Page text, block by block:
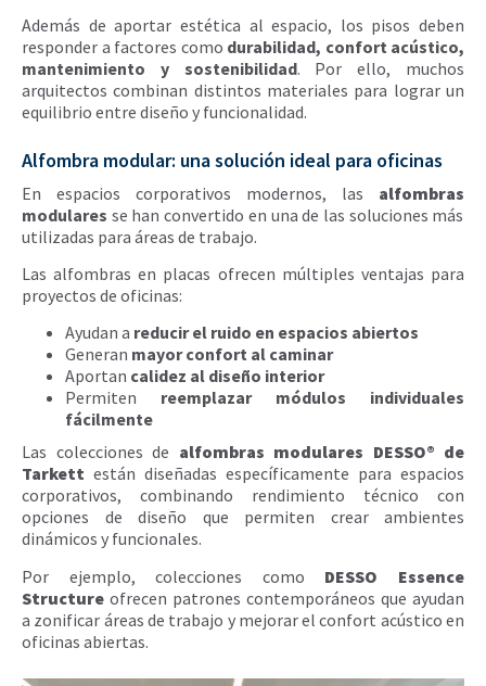
Además de aportar estética al espacio, los pisos deben
responder a factores como durabilidad, confort acústico,
mantenimiento y sostenibilidad. Por ello, muchos
arquitectos combinan distintos materiales para lograr un
equilibrio entre diseño y funcionalidad.
Alfombra modular: una solución ideal para oficinas
En espacios corporativos modernos, las alfombras
modulares se han convertido en una de las soluciones más
utilizadas para áreas de trabajo.
Las alfombras en placas ofrecen múltiples ventajas para
proyectos de oficinas:
Ayudan a reducir el ruido en espacios abiertos
Generan mayor confort al caminar
Aportan calidez al diseño interior
Permiten reemplazar módulos individuales
fácilmente
Las colecciones de alfombras modulares DESSO® de
Tarkett están diseñadas específicamente para espacios
corporativos, combinando rendimiento técnico con
opciones de diseño que permiten crear ambientes
dinámicos y funcionales.
Por ejemplo, colecciones como DESSO Essence
Structure ofrecen patrones contemporáneos que ayudan
a zonificar áreas de trabajo y mejorar el confort acústico en
oficinas abiertas.